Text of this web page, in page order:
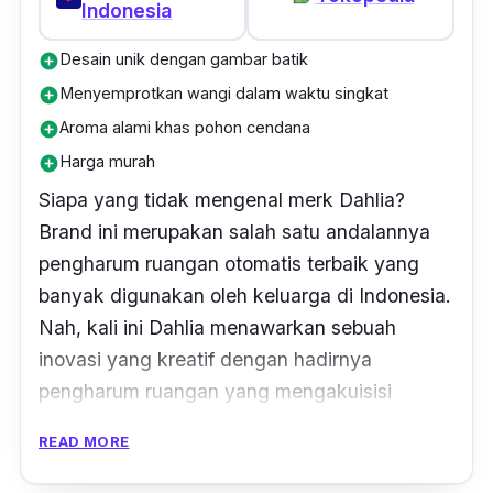
watt saja. Pengharum ruangan otomatis listrik
ini sangat cocok untuk kamu yang lebih
banyak bekerja di rumah, karena akan
memberikan ketenangan pada pikiran dan
melembabkan udara, sehingga suasanamu
Indonesia
add_circleDesain unik dengan gambar batik
add_circleMenyemprotkan wangi dalam waktu singkat
add_circleAroma alami khas pohon cendana
add_circleHarga murah
Siapa yang tidak mengenal merk Dahlia?
Brand ini merupakan salah satu andalannya
pengharum ruangan otomatis terbaik yang
banyak digunakan oleh keluarga di Indonesia.
Nah, kali ini Dahlia menawarkan sebuah
inovasi yang kreatif dengan hadirnya
pengharum ruangan yang mengakuisisi
dan desain batik yang membuatnya kelihatan
cantik banget sebagai hiasan di rumahmu!
READ MORE